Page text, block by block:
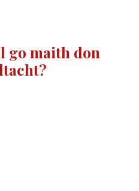
go maith don